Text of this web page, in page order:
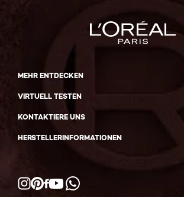
MEHR ENTDECKEN
VIRTUELL TESTEN
KONTAKTIERE UNS
HERSTELLERINFORMATIONEN
Facebook
YouTube